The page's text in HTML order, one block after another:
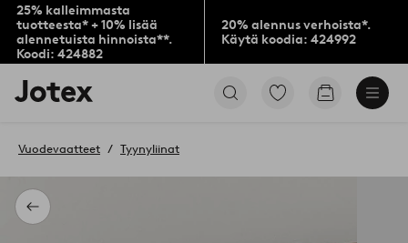
25% kalleimmasta
tuotteesta* + 10% lisää
alennetuista hinnoista**.
Koodi: 424882
20% alennus verhoista*.
Käytä koodia: 424992
Jotex-
logo
aloitussivulle
Siirry
Siirry
Takaisin
Vuodevaatteet Tyynyliinat